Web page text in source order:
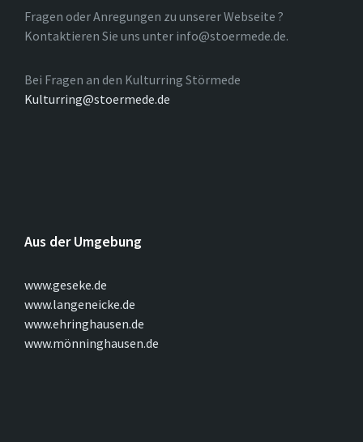
Fragen oder Anregungen zu unserer Webseite ?
Kontaktieren Sie uns unter info@stoermede.de.
Bei Fragen an den Kulturring Störmede
Kulturring@stoermede.de
Aus der Umgebung
www.geseke.de
www.langeneicke.de
www.ehringhausen.de
www.mönninghausen.de